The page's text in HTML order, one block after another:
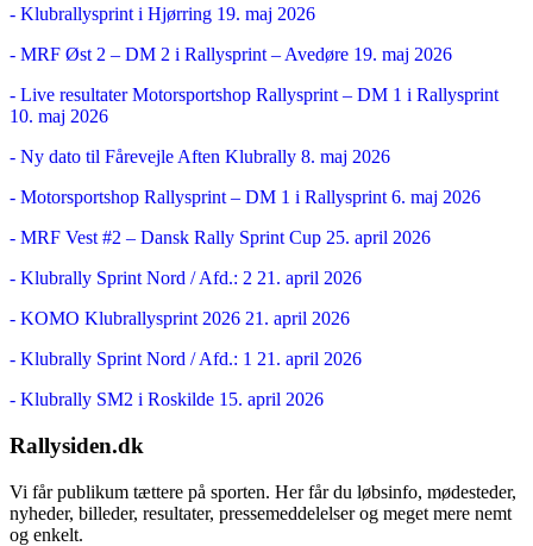
- Klubrallysprint i Hjørring 19. maj 2026
- MRF Øst 2 – DM 2 i Rallysprint – Avedøre 19. maj 2026
- Live resultater Motorsportshop Rallysprint – DM 1 i Rallysprint
10. maj 2026
- Ny dato til Fårevejle Aften Klubrally 8. maj 2026
- Motorsportshop Rallysprint – DM 1 i Rallysprint 6. maj 2026
- MRF Vest #2 – Dansk Rally Sprint Cup 25. april 2026
- Klubrally Sprint Nord / Afd.: 2 21. april 2026
- KOMO Klubrallysprint 2026 21. april 2026
- Klubrally Sprint Nord / Afd.: 1 21. april 2026
- Klubrally SM2 i Roskilde 15. april 2026
Rallysiden.dk
Vi får publikum tættere på sporten. Her får du løbsinfo, mødesteder,
nyheder, billeder, resultater, pressemeddelelser og meget mere nemt
og enkelt.